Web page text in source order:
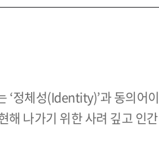
‘정체성(Identity)’과 동의어
나가기 위한 사려 깊고 인